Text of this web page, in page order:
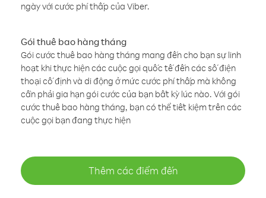
ngày với cước phí thấp của Viber.
Gói thuê bao hàng tháng
Gói cước thuê bao hàng tháng mang đến cho bạn sự linh
hoạt khi thực hiện các cuộc gọi quốc tế đến các số điện
thoại cố định và di động ở mức cước phí thấp mà không
cần phải gia hạn gói cước của bạn bất kỳ lúc nào. Với gói
cước thuê bao hàng tháng, bạn có thể tiết kiệm trên các
cuộc gọi bạn đang thực hiện
Thêm các điểm đến